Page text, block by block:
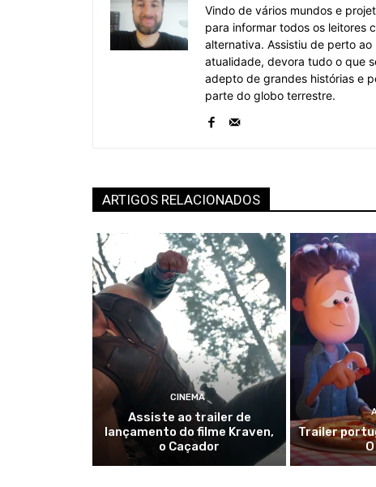
Vindo de vários mundos e
para informar todos os leitores
alternativa. Assistiu de perto
atualidade, devora tudo o que
adepto de grandes histórias e
parte do globo terrestre.
ARTIGOS RELACIONADOS
CINEMA
Assiste ao trailer de
lançamento do filme Kraven,
o Caçador
Trailer